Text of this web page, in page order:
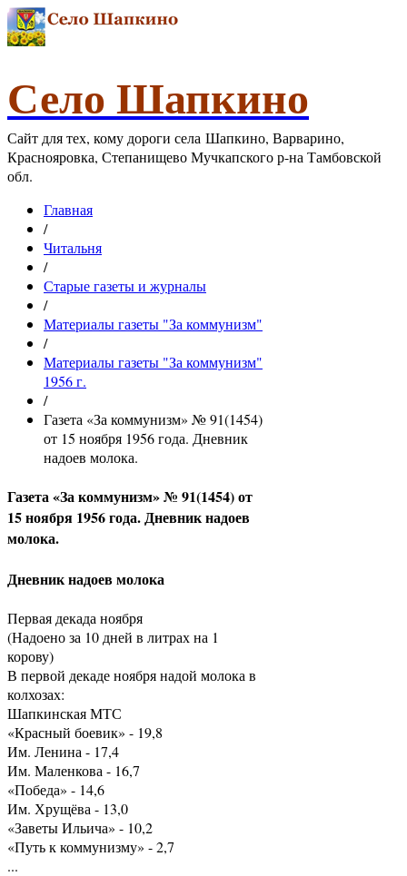
Село Шапкино
Сайт для тех, кому дороги села Шапкино, Варварино,
Краснояровка, Степанищево Мучкапского р-на Тамбовской
обл.
Главная
/
Читальня
/
Старые газеты и журналы
/
Материалы газеты "За коммунизм"
/
Материалы газеты "За коммунизм"
1956 г.
/
Газета «За коммунизм» № 91(1454)
от 15 ноября 1956 года. Дневник
надоев молока.
Газета «За коммунизм» № 91(1454) от
15 ноября 1956 года. Дневник надоев
молока.
Дневник надоев молока
Первая декада ноября
(Надоено за 10 дней в литрах на 1
корову)
В первой декаде ноября надой молока в
колхозах:
Шапкинская МТС
«Красный боевик» - 19,8
Им. Ленина - 17,4
Им. Маленкова - 16,7
«Победа» - 14,6
Им. Хрущёва - 13,0
«Заветы Ильича» - 10,2
«Путь к коммунизму» - 2,7
...